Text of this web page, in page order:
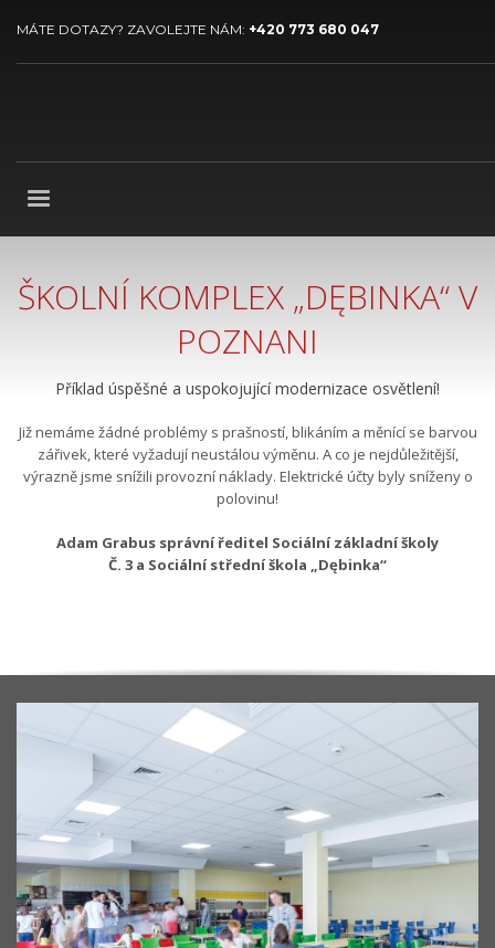
MÁTE DOTAZY? ZAVOLEJTE NÁM: +420 773 680 047
ŠKOLNÍ KOMPLEX „DĘBINKA“ V
POZNANI
Příklad úspěšné a uspokojující modernizace osvětlení!
Již nemáme žádné problémy s prašností, blikáním a měnící se barvou
zářivek, které vyžadují neustálou výměnu. A co je nejdůležitější,
výrazně jsme snížili provozní náklady. Elektrické účty byly sníženy o
polovinu!
Adam Grabus správní ředitel Sociální základní školy
Č. 3 a Sociální střední škola „Dębinka“